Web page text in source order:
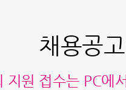
채용공고
지원 접수는 PC에